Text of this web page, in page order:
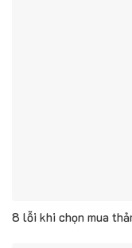
8 lỗi khi chọn mua